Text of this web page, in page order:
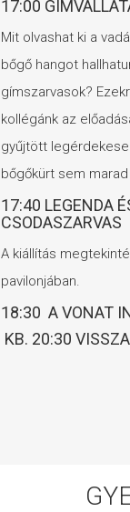
17:00
Mit olvashat ki a
bőgő hangot
gímszarvasok?
kollégánk az
gyűjtött
bőgőkürt sem
17:40 LEGENDA
CSODASZARVAS
A kiállítás
pavilonjában.
18:30 A VONAT
KB. 20:30